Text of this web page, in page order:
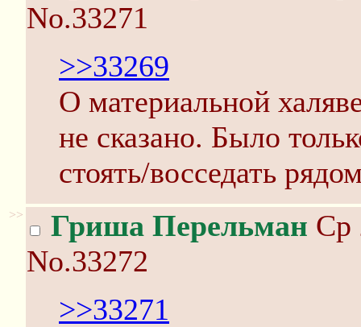
No.33271
>>33269
О материальной
не сказано. Было
стоять/восседать
>> Гриша Перельман Ср
No.33272
>>33271